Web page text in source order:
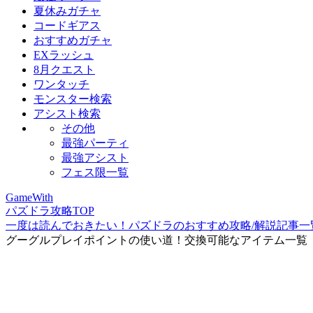
夏休みガチャ
コードギアス
おすすめガチャ
EXラッシュ
8月クエスト
ワンタッチ
モンスター検索
アシスト検索
その他
最強パーティ
最強アシスト
フェス限一覧
GameWith
パズドラ攻略TOP
一度は読んでおきたい！パズドラのおすすめ攻略/解説記事一
グーグルプレイポイントの使い道！交換可能なアイテム一覧